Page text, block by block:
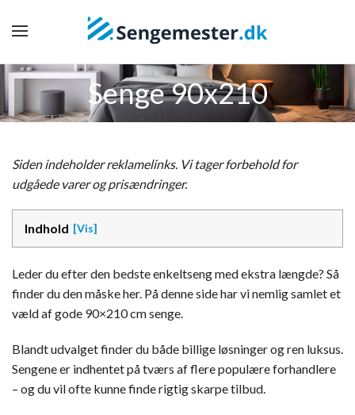
Senge 90x210
Siden indeholder reklamelinks. Vi tager forbehold for
udgåede varer og prisændringer.
Indhold
Leder du efter den bedste enkeltseng med ekstra længde? Så
finder du den måske her. På denne side har vi nemlig samlet et
væld af gode 90×210 cm senge.
Blandt udvalget finder du både billige løsninger og ren luksus.
Sengene er indhentet på tværs af flere populære forhandlere
– og du vil ofte kunne finde rigtig skarpe tilbud.